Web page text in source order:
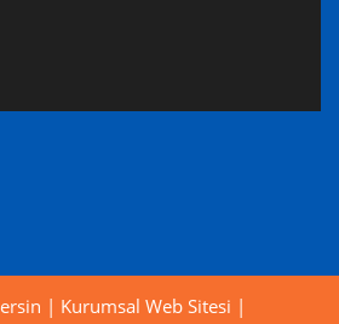
| Kurumsal Web Sitesi |